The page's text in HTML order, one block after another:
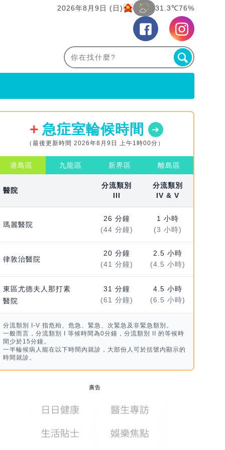
2026年8月9日 (日) 31.3℃76%
急症室輪候時間
（最後更新時間 2026年8月9日 上午1時00分）
港島區 九龍區 新界區 離島區
醫院
分流類別
III
分流類別
IV & V
瑪麗醫院
26 分鐘
(44 分鐘)
1 小時
(3 小時)
律敦治醫院
20 分鐘
(41 分鐘)
2.5 小時
(4.5 小時)
東區尤德夫人那打素
醫院
31 分鐘
(61 分鐘)
4.5 小時
(6.5 小時)
分流類別 I-V 指危殆、危急、緊急、次緊急及非緊急類別。
一般而言，分流類別 I 等候時間為0分鐘，分流類別 II 的等候時
間少於15分鐘。
一半輪候病人能在以下時間內就診，大部份人可於括號內顯示的
時間就診。
廣告